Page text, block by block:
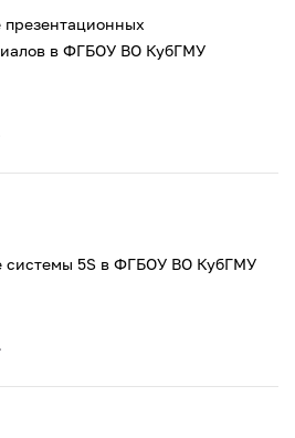
в ФГБОУ ВО КубГМУ
системы 5S в ФГБОУ ВО КубГМУ